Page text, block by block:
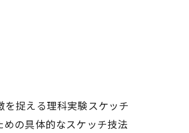
捉える理科実験スケッチ
の具体的なスケッチ技法